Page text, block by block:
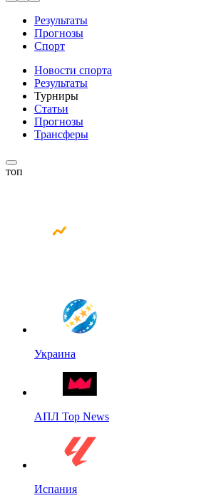
Результаты
Прогнозы
Спорт
Новости спорта
Результаты
Турниры
Статьи
Прогнозы
Трансферы
топ
Украина
АПЛ Top News
Испания